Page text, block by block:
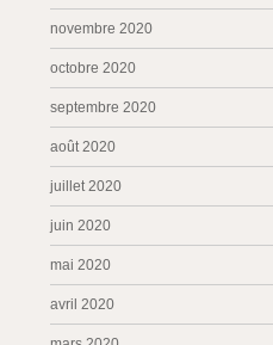
novembre 2020
octobre 2020
septembre 2020
août 2020
juillet 2020
juin 2020
mai 2020
avril 2020